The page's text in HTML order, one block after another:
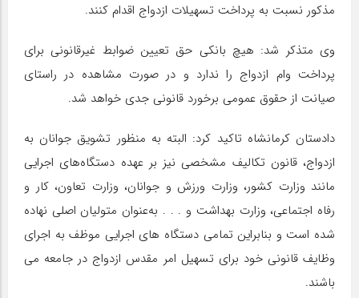
مذکور نسبت به پرداخت تسهیلات ازدواج اقدام کنند.
وی متذکر شد: هیچ بانکی حق تعیین ضوابط غیرقانونی برای
پرداخت وام ازدواج را ندارد و در صورت مشاهده در راستای
صیانت از حقوق عمومی برخورد قانونی جدی خواهد شد.
دادستان کرمانشاه تاکید کرد: البته به منظور تشویق جوانان به
ازدواج، قانون تکالیف مشخصی نیز بر عهده دستگاه‌های اجرایی
مانند وزارت کشور، وزارت ورزش و جوانان، وزارت تعاون، کار و
رفاه اجتماعی، وزارت بهداشت و . . . به‌عنوان متولیان اصلی نهاده
شده است و بنابراین تمامی دستگاه های اجرایی موظف به اجرای
وظایف قانونی خود برای تسهیل امر مقدس ازدواج در جامعه می
باشند.